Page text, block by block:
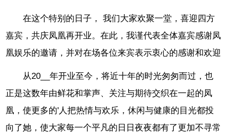
在这个特别的日子， 我们大家欢聚一堂，喜迎四方
嘉宾，共庆凤凰再开业。在此，我谨代表全体嘉宾感谢凤
凰娱乐的邀请，并对在场各位来宾表示衷心的感谢和欢迎
从20__年开业至今，将近十年的时光匆匆而过，也
正是这数年由鲜花和掌声、关注与期待交织在一起的凤
凰，使更多的'人把热情与欢乐，休闲与健康的目光都投
向了她，使大家每一个平凡的日日夜夜都有了更加不寻常